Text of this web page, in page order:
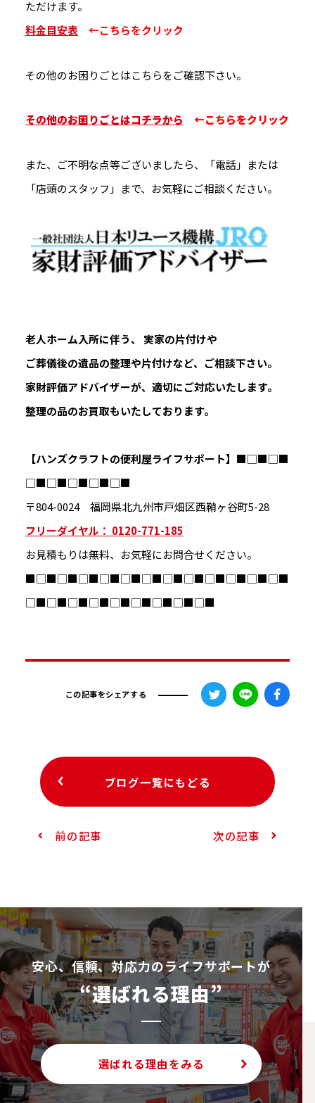
ただけます。
料金目安表
←こちらをクリック
その他のお困りごとはこちらをご確認下さい。
その他のお困りごとはコチラから ←こちらをクリック
また、ご不明な点等ございましたら、「電話」または
「店頭のスタッフ」まで、お気軽にご相談ください。
老人ホーム入所に伴う、 実家の片付けや
ご葬儀後の遺品の整理や片付けなど、ご相談下さい。
家財評価アドバイザーが、適切にご対応いたします。
整理の品のお買取もいたしております。
【ハンズクラフトの便利屋ライフサポート】 ■□■□■
□■□■□■□■□■
〒804-0024 福岡県北九州市戸畑区西鞘ヶ谷町5-28
フリーダイヤル： 0120-771-185
お見積もりは無料、お気軽にお問合せください。
■□■□■□■□■□■□■□■□■□■□■□■□■
□■□■□■□■□■□■□■□■□■
この記事をシェアする
前の記事
ブログ一覧にもどる
次の記事
安⼼、信頼、対応⼒のライフサポートが
“選ばれる理由”
選ばれる理由をみる